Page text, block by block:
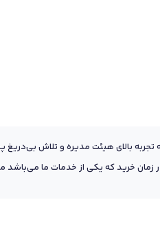
پشتوانه تجربه بالای هیئت مدیره و تلاش
خرید که یکی از خدمات ما می‌باشد